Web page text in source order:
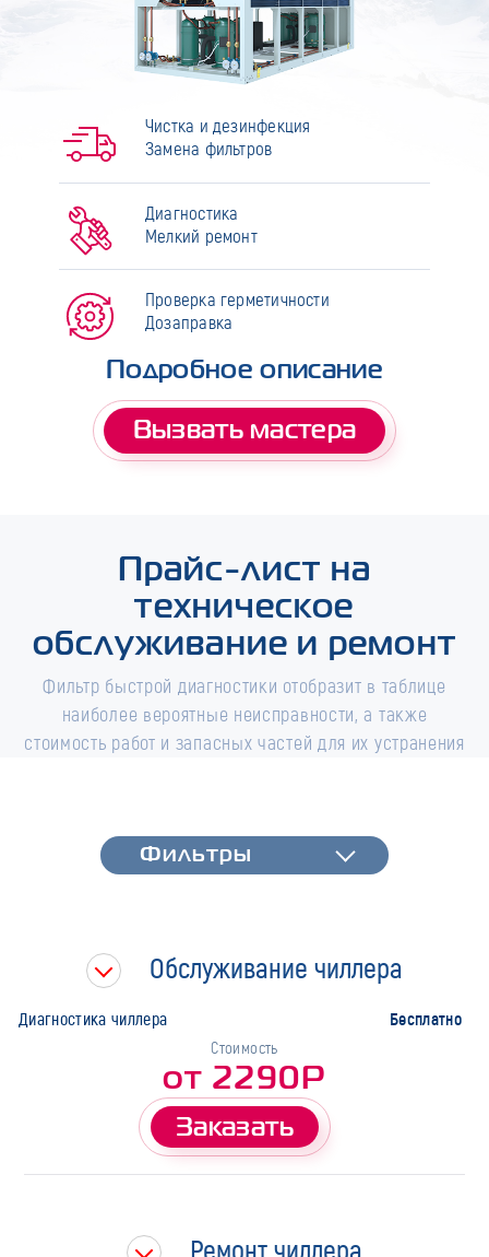
Чистка и дезинфекция
Замена фильтров
Диагностика
Мелкий ремонт
Проверка герметичности
Дозаправка
Подробное описание
Вызвать мастера
Прайс-лист на
техническое
обслуживание и ремонт
Фильтр быстрой диагностики отобразит в таблице
наиболее вероятные неисправности, а также
стоимость работ и запасных частей для их устранения
Фильтры
Марка
Фильтры
Обслуживание чиллера
Диагностика чиллера Бесплатно
Стоимость
от 2290Р
Заказать
Ремонт чиллера